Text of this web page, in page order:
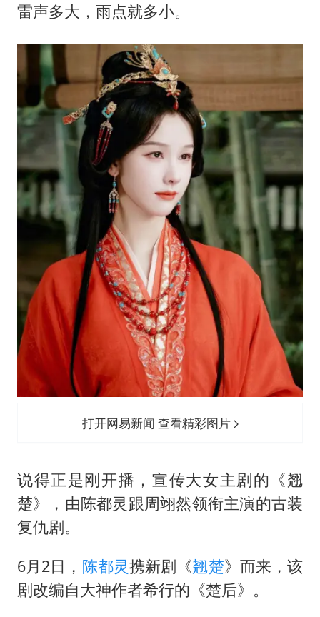
胡彦斌韩磊 谁帮谁
胡彦斌获《歌手2026》歌王
我国外贸延续良好增长态势
夯实基础开新局
雷声多大，雨点就多小。
打开网易新闻 查看精彩图片
说得正是刚开播，宣传大女主剧的《翘
楚》，由陈都灵跟周翊然领衔主演的古装
复仇剧。
6月2日， 陈都灵携新剧《翘楚》而来，该
剧改编自大神作者希行的《楚后》。